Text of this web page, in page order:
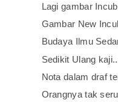
Lagi gambar
Gambar New
Budaya Ilmu
Sedikit Ulang kaji..
Nota dalam draf
Orangnya tak